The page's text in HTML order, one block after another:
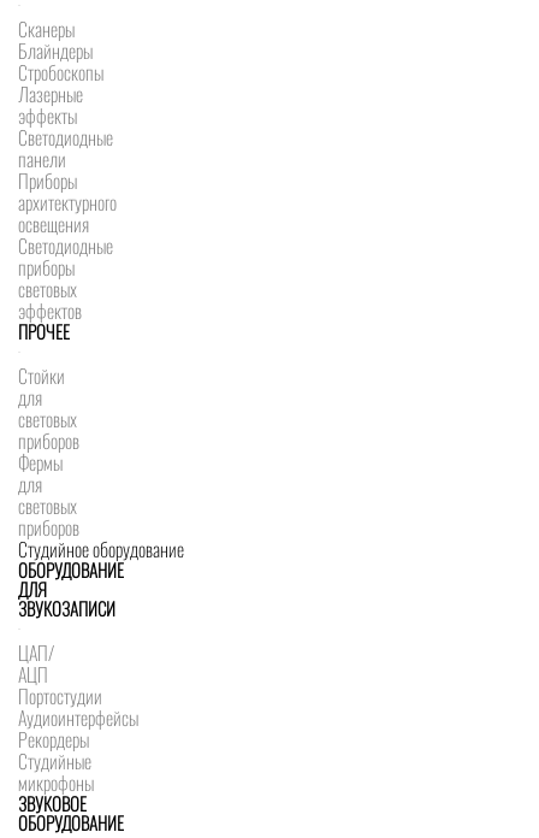
Сканеры
Блайндеры
Стробоскопы
Лазерные
эффекты
Светодиодные
панели
Приборы
архитектурного
освещения
Светодиодные
приборы
световых
эффектов
ПРОЧЕЕ
Стойки
для
световых
приборов
Фермы
для
световых
приборов
Студийное оборудование
ОБОРУДОВАНИЕ
ДЛЯ
ЗВУКОЗАПИСИ
ЦАП/
АЦП
Портостудии
Аудиоинтерфейсы
Рекордеры
Студийные
микрофоны
ЗВУКОВОЕ
ОБОРУДОВАНИЕ